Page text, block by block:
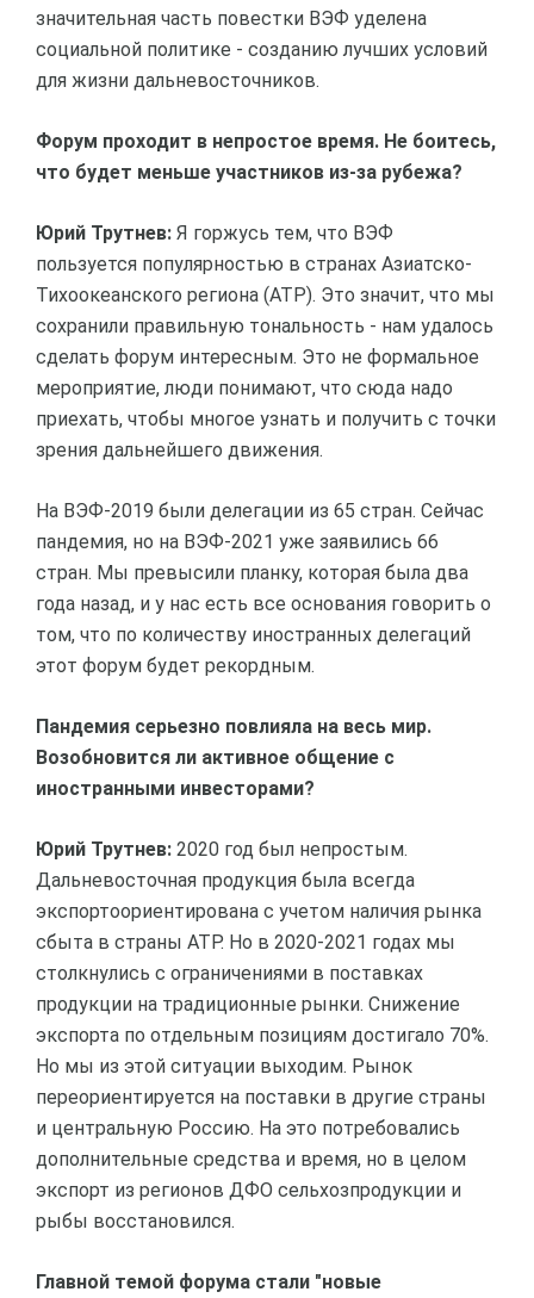
значительная часть повестки ВЭФ уделена
социальной политике - созданию лучших условий
для жизни дальневосточников.
Форум проходит в непростое время. Не боитесь,
что будет меньше участников из-за рубежа?
Юрий Трутнев: Я горжусь тем, что ВЭФ
пользуется популярностью в странах Азиатско-
Тихоокеанского региона (АТР). Это значит, что мы
сохранили правильную тональность - нам удалось
сделать форум интересным. Это не формальное
мероприятие, люди понимают, что сюда надо
приехать, чтобы многое узнать и получить с точки
зрения дальнейшего движения.
На ВЭФ-2019 были делегации из 65 стран. Сейчас
пандемия, но на ВЭФ-2021 уже заявились 66
стран. Мы превысили планку, которая была два
года назад, и у нас есть все основания говорить о
том, что по количеству иностранных делегаций
этот форум будет рекордным.
Пандемия серьезно повлияла на весь мир.
Возобновится ли активное общение с
иностранными инвесторами?
Юрий Трутнев: 2020 год был непростым.
Дальневосточная продукция была всегда
экспортоориентирована с учетом наличия рынка
сбыта в страны АТР. Но в 2020-2021 годах мы
столкнулись с ограничениями в поставках
продукции на традиционные рынки. Снижение
экспорта по отдельным позициям достигало 70%.
Но мы из этой ситуации выходим. Рынок
переориентируется на поставки в другие страны
и центральную Россию. На это потребовались
дополнительные средства и время, но в целом
экспорт из регионов ДФО сельхозпродукции и
рыбы восстановился.
Главной темой форума стали "новые